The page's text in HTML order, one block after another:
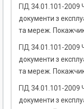
ГІД 34.01.101-2009
документи з
та мереж.
ГІД 34.01.101-2009
документи з
та мереж.
ГІД 34.01.101-2009
документи з